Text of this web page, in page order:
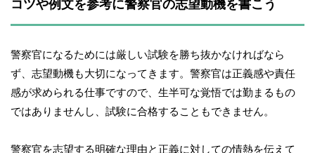
コツや例文を参考に警察官の志望動機を書こう
警察官になるためには厳しい試験を勝ち抜かなければなら
ず、志望動機も大切になってきます。警察官は正義感や責任
感が求められる仕事ですので、生半可な覚悟では勤まるもの
ではありませんし、試験に合格することもできません。
警察官を志望する明確な理由と正義に対しての情熱を伝えて